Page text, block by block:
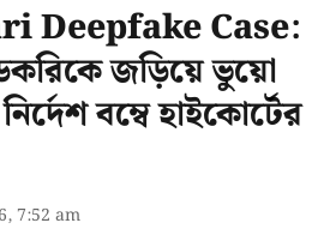
Deepfake Case:
জড়িয়ে ভুয়ো
বম্বে হাইকোর্টের
7:52 am